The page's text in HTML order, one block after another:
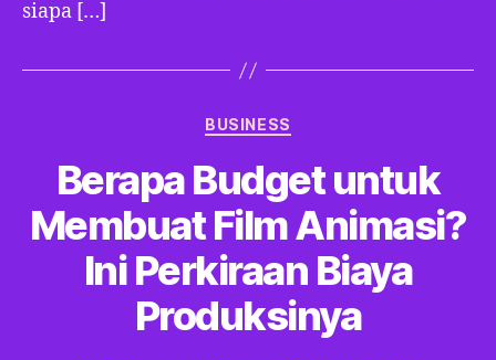
siapa […]
Categories
BUSINESS
Berapa Budget untuk
Membuat Film Animasi?
Ini Perkiraan Biaya
Produksinya